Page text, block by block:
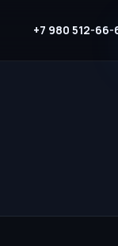
+7 980 512-66-